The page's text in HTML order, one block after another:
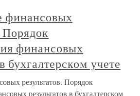
финансовых
Порядок
финансовых
бухгалтерском учете
результатов. Порядок
результатов в бухгалтерском